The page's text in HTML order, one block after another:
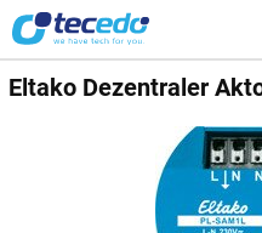
Eltako Dezentraler